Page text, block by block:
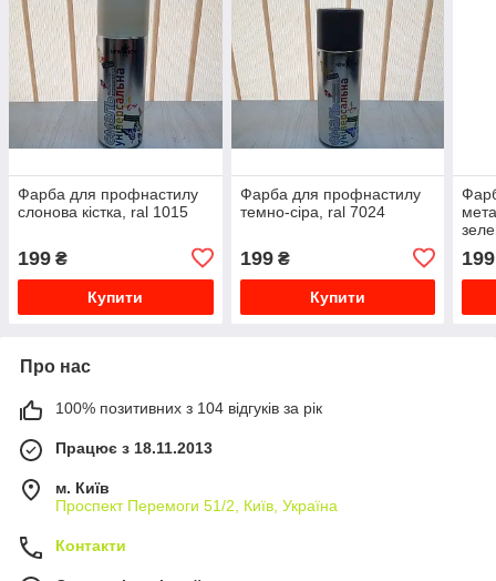
Фарба для профнастилу
слонова кістка, ral 1015
199 ₴
Купити
Фарба для профнастилу
темно-сіра, ral 7024
199₴
Купити
199
Про нас
100% позитивних з 104 відгуків за рік
Працює з 18.11.2013
м. Київ
Проспект Перемоги 51/2, Київ, Україна
Контакти